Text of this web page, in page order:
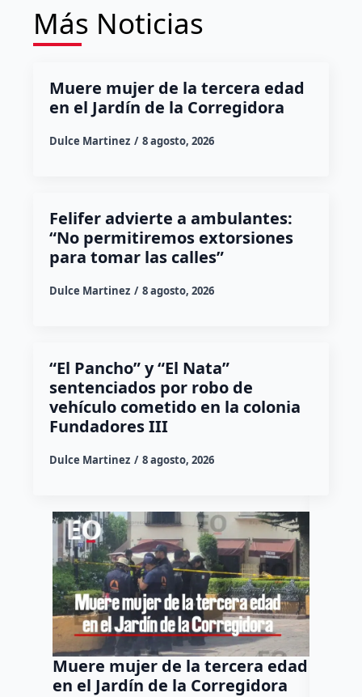
Más Noticias
Muere mujer de la tercera edad
en el Jardín de la Corregidora
Dulce Martinez 8 agosto, 2026
Felifer advierte a ambulantes:
“No permitiremos extorsiones
para tomar las calles”
Dulce Martinez 8 agosto, 2026
“El Pancho” y “El Nata”
sentenciados por robo de
vehículo cometido en la colonia
Fundadores III
Dulce Martinez 8 agosto, 2026
Muere mujer de la tercera edad
en el Jardín de la Corregidora